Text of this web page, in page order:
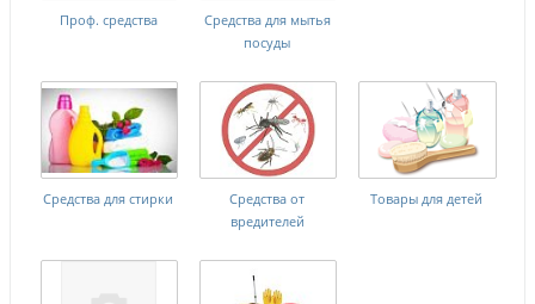
Проф. средства
Средства для мытья
посуды
Средства для стирки
Средства от
вредителей
Товары для детей